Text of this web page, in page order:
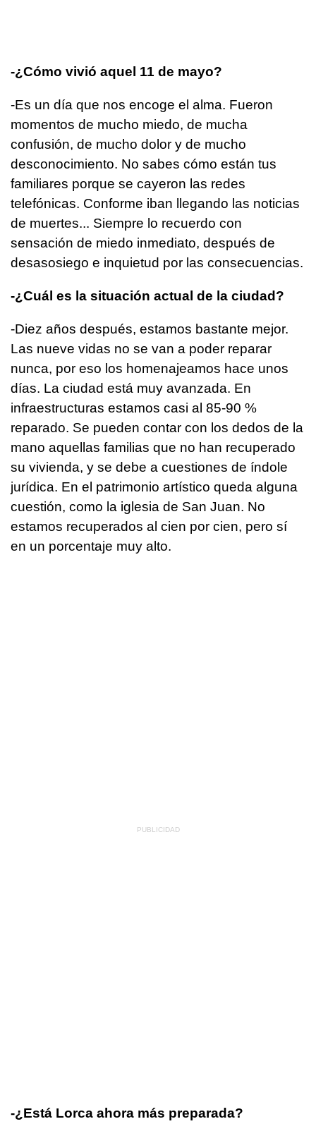
-¿Cómo vivió aquel 11 de mayo?
-Es un día que nos encoge el alma. Fueron
momentos de mucho miedo, de mucha
confusión, de mucho dolor y de mucho
desconocimiento. No sabes cómo están tus
familiares porque se cayeron las redes
telefónicas. Conforme iban llegando las noticias
de muertes... Siempre lo recuerdo con
sensación de miedo inmediato, después de
desasosiego e inquietud por las consecuencias.
-¿Cuál es la situación actual de la ciudad?
-Diez años después, estamos bastante mejor.
Las nueve vidas no se van a poder reparar
nunca, por eso los homenajeamos hace unos
días. La ciudad está muy avanzada. En
infraestructuras estamos casi al 85-90 %
reparado. Se pueden contar con los dedos de la
mano aquellas familias que no han recuperado
su vivienda, y se debe a cuestiones de índole
jurídica. En el patrimonio artístico queda alguna
cuestión, como la iglesia de San Juan. No
estamos recuperados al cien por cien, pero sí
en un porcentaje muy alto.
-¿Está Lorca ahora más preparada?